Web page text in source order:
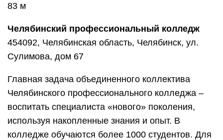
83 м
Челябинский профессиональный колледж
454092, Челябинская область, Челябинск, ул.
Сулимова, дом 67
Главная задача объединенного коллектива
Челябинского профессионального колледжа –
воспитать специалиста «нового» поколения,
используя накопленные знания и опыт. В
колледже обучаются более 1000 студентов. Для